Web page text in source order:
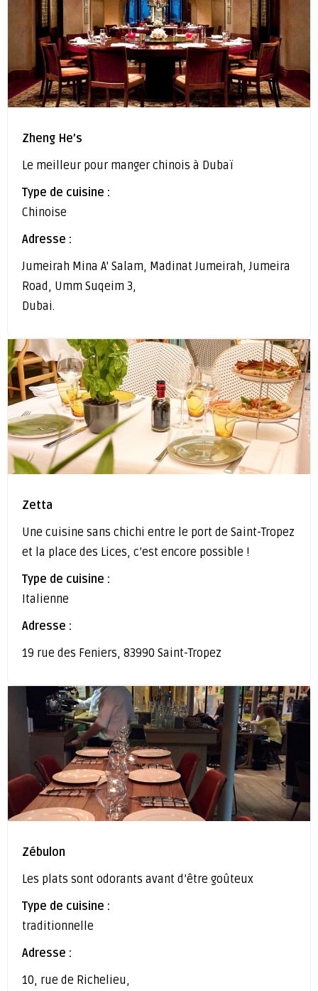
Zheng He’s
Le meilleur pour manger chinois à Dubaï
Type de cuisine :
Chinoise
Adresse :
Jumeirah Mina A' Salam, Madinat Jumeirah, Jumeira
Road, Umm Suqeim 3,
Dubai.
Zetta
Une cuisine sans chichi entre le port de Saint-Tropez
et la place des Lices, c’est encore possible !
Type de cuisine :
Italienne
Adresse :
19 rue des Feniers, 83990 Saint-Tropez
Zébulon
Les plats sont odorants avant d’être goûteux
Type de cuisine :
traditionnelle
Adresse :
10, rue de Richelieu,